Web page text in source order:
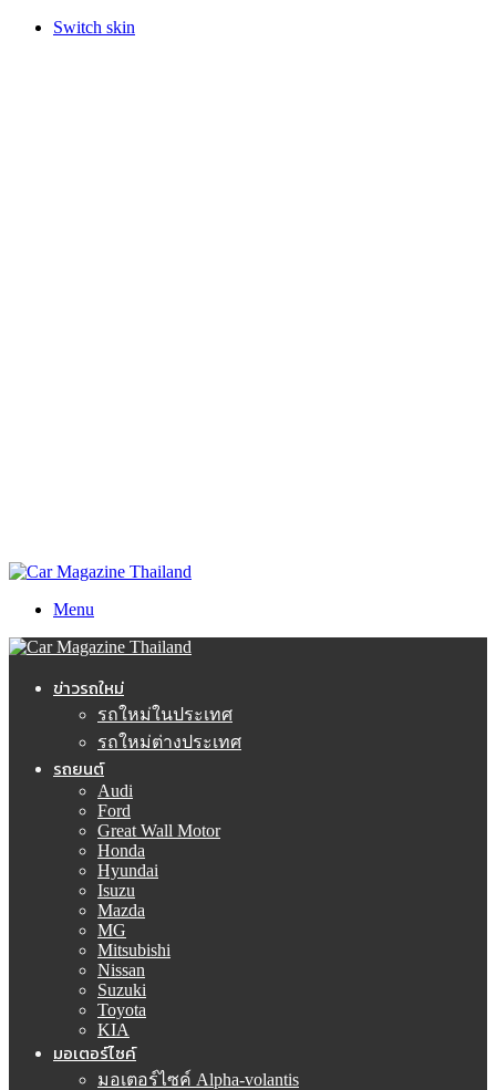
Switch skin
Menu
ข่าวรถใหม่
รถใหม่ในประเทศ
รถใหม่ต่างประเทศ
รถยนต์
Audi
Ford
Great Wall Motor
Honda
Hyundai
Isuzu
Mazda
MG
Mitsubishi
Nissan
Suzuki
Toyota
KIA
มอเตอร์ไซค์
มอเตอร์ไซค์ Alpha-volantis